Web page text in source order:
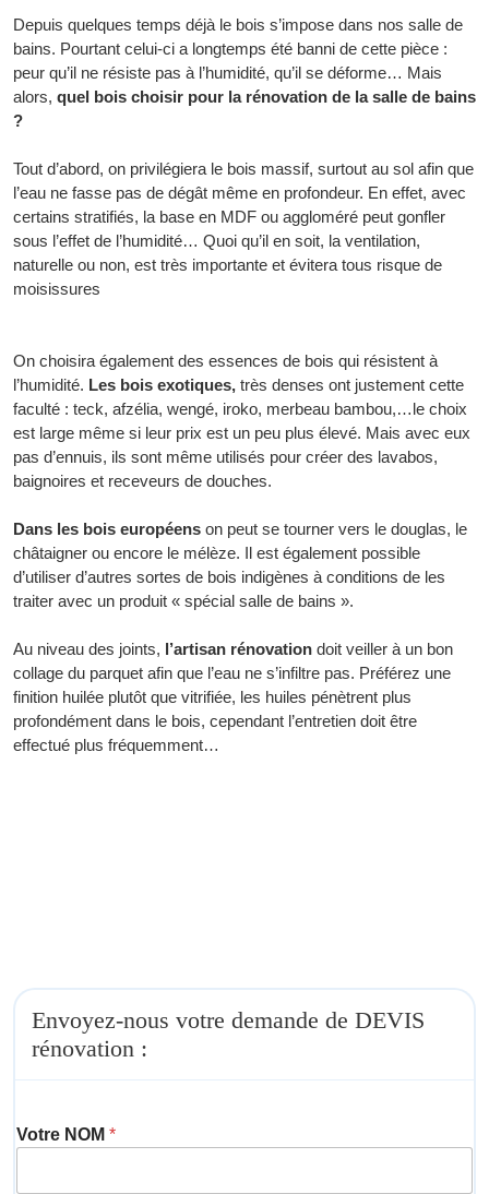
Depuis quelques temps déjà le bois s’impose dans nos salle de
bains. Pourtant celui-ci a longtemps été banni de cette pièce :
peur qu’il ne résiste pas à l’humidité, qu’il se déforme… Mais
alors, quel bois choisir pour la rénovation de la salle de bains
?
Tout d’abord, on privilégiera le bois massif, surtout au sol afin que
l’eau ne fasse pas de dégât même en profondeur. En effet, avec
certains stratifiés, la base en MDF ou aggloméré peut gonfler
sous l’effet de l’humidité… Quoi qu’il en soit, la ventilation,
naturelle ou non, est très importante et évitera tous risque de
moisissures
On choisira également des essences de bois qui résistent à
l’humidité. Les bois exotiques, très denses ont justement cette
faculté : teck, afzélia, wengé, iroko, merbeau bambou,…le choix
est large même si leur prix est un peu plus élevé. Mais avec eux
pas d’ennuis, ils sont même utilisés pour créer des lavabos,
baignoires et receveurs de douches.
Dans les bois européens on peut se tourner vers le douglas, le
châtaigner ou encore le mélèze. Il est également possible
d’utiliser d’autres sortes de bois indigènes à conditions de les
traiter avec un produit « spécial salle de bains ».
Au niveau des joints, l’artisan rénovation doit veiller à un bon
collage du parquet afin que l’eau ne s’infiltre pas. Préférez une
finition huilée plutôt que vitrifiée, les huiles pénètrent plus
profondément dans le bois, cependant l’entretien doit être
effectué plus fréquemment…
Envoyez-nous votre demande de DEVIS
rénovation :
Votre NOM *